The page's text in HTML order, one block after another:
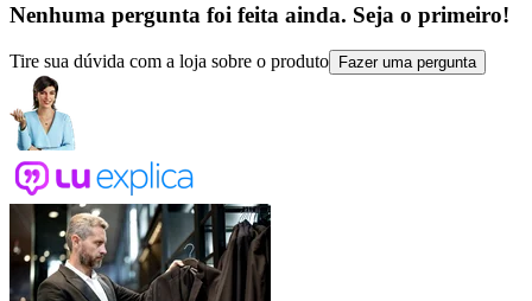
Nenhuma pergunta foi feita ainda. Seja o primeiro!
Tire sua dúvida com a loja sobre o produto Fazer uma pergunta